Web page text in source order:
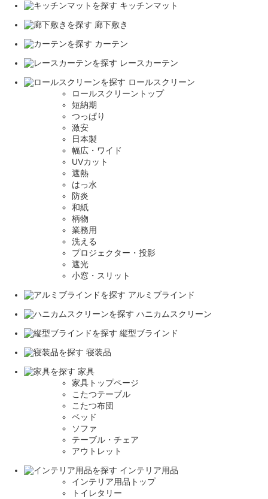
キッチンマット
廊下敷き
カーテン
レースカーテン
ロールスクリーン
ロールスクリーントップ
短納期
つっぱり
激安
日本製
幅広・ワイド
UVカット
遮熱
はっ水
防炎
和紙
柄物
業務用
洗える
プロジェクター・投影
遮光
小窓・スリット
アルミブラインド
ハニカムスクリーン
縦型ブラインド
寝装品
家具
家具トップページ
こたつテーブル
こたつ布団
ベッド
ソファ
テーブル・チェア
アウトレット
インテリア用品
インテリア用品トップ
トイレタリー